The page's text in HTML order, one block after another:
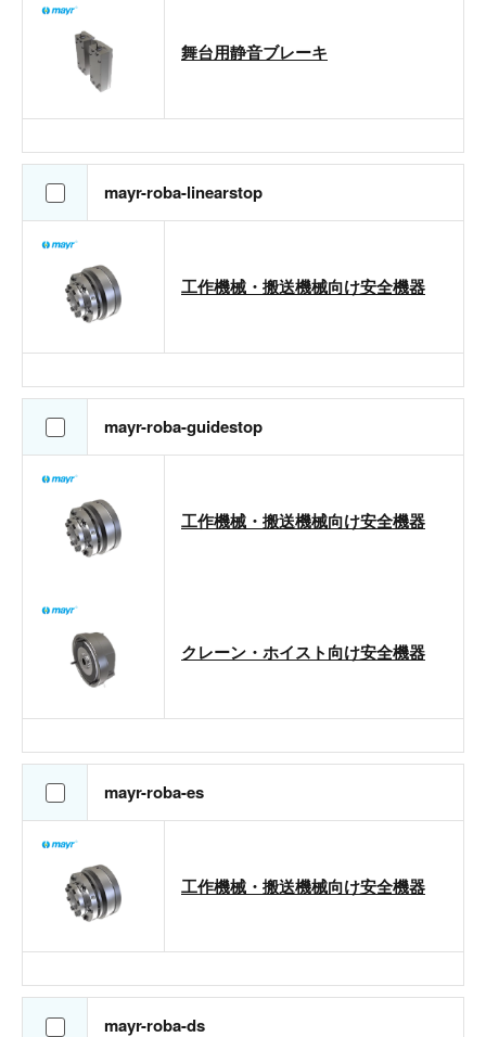
舞台用静音ブレーキ
mayr-roba-linearstop
工作機械・搬送機械向け安全機器
mayr-roba-guidestop
工作機械・搬送機械向け安全機器
クレーン・ホイスト向け安全機器
mayr-roba-es
工作機械・搬送機械向け安全機器
mayr-roba-ds